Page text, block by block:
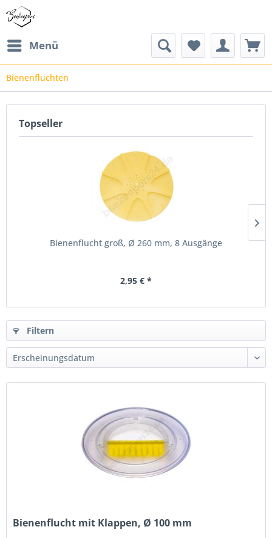
Menü
Bienenfluchten
Topseller
Bienenflucht groß, Ø 260 mm, 8 Ausgänge
2,95 € *
Filtern
Bienenflucht mit Klappen, Ø 100 mm